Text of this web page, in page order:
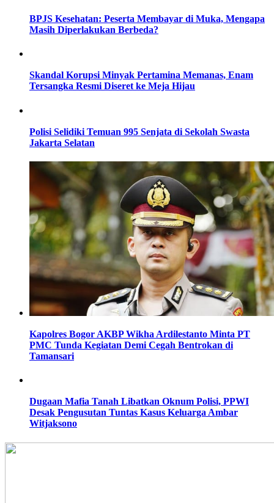
BPJS Kesehatan: Peserta Membayar di Muka, Mengapa
Masih Diperlakukan Berbeda?
Skandal Korupsi Minyak Pertamina Memanas, Enam
Tersangka Resmi Diseret ke Meja Hijau
Polisi Selidiki Temuan 995 Senjata di Sekolah Swasta
Jakarta Selatan
Kapolres Bogor AKBP Wikha Ardilestanto Minta PT
PMC Tunda Kegiatan Demi Cegah Bentrokan di
Tamansari
Dugaan Mafia Tanah Libatkan Oknum Polisi, PPWI
Desak Pengusutan Tuntas Kasus Keluarga Ambar
Witjaksono